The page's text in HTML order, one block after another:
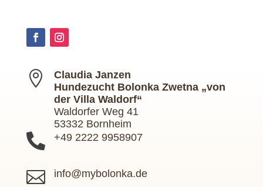

Claudia Janzen
Hundezucht Bolonka Zwetna „von
der Villa Waldorf“
Waldorfer Weg 41
53332 Bornheim
 +49 2222 9958907
 info@mybolonka.de